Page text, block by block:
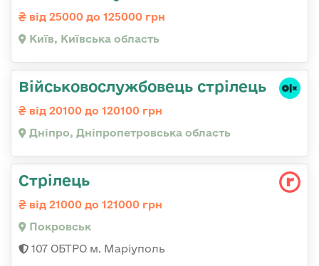
від 25000 до 125000 грн
Київ, Київська область
Військовослужбовець стрілець
від 20100 до 120100 грн
Дніпро, Дніпропетровська область
Стрілець
від 21000 до 121000 грн
Покровськ
107 ОБТРО м. Маріуполь